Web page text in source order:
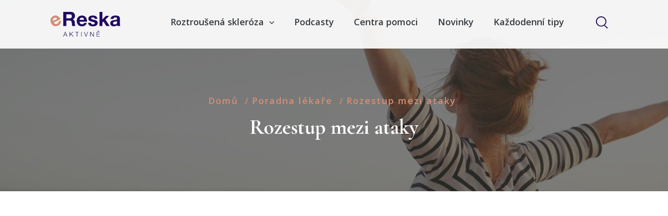
Roztroušená skleróza Podcasty Centra pomoci Novinky Každodenní tipy
Domů / Poradna lékaře / Rozestup mezi ataky
Rozestup mezi ataky